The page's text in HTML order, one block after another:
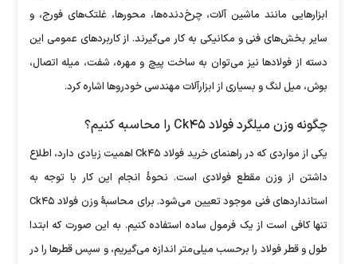
ابزار‌هایی مانند ماشین آلات، چرخ‌دنده‌ها، محورها، غلتک‌های فورج، و
سایر بخش‌های فنی و مکانیکی به کار می‌گیرند. از کاربرد‌های عمومی این
دسته از فولاد‌ها نیز می‌توان به ساخت پیچ و مهره، شفت، میله اتصال،
بوش، میل لنگ و بسیاری از ابزارآلات مهندسی خودرو‌ها اشاره کرد.
چگونه وزن میلگرد فولاد Ck۴۵ را محاسبه کنیم؟
یکی از مواردی که در راهنمای خرید فولاد Ck۴۵ اهمیت زیادی دارد، اطلاع
داشتن از وزن مقطع فولادی است. نحوۀ انجام این کار با توجه به
استاندارد‌های فنی موجود تعیین می‌شود. برای محاسبۀ وزن فولاد Ck۴۵
تنها کافی است از یک فرمول ساده استفاده کنیم. به این صورت که ابتدا
طول و قطر فولاد را برحسب میلی‌متر اندازه می‌گیریم، و سپس قطر‌ها را در